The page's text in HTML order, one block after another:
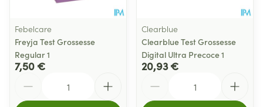
Febelcare
Freyja Test Grossesse
Regular 1
7,50 €
Clearblue
Clearblue Test Grossesse
Digital Ultra Precoce 1
20,93 €